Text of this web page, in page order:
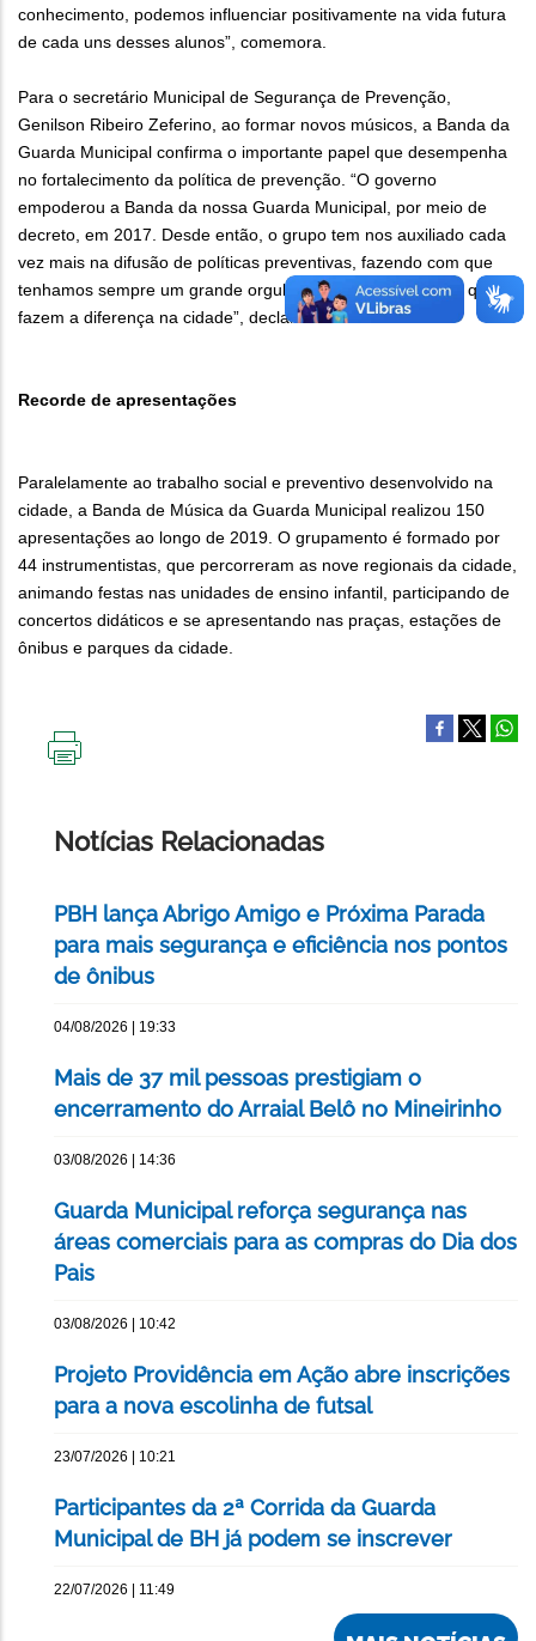
conhecimento, podemos influenciar positivamente na vida futura
de cada uns desses alunos”, comemora.
Para o secretário Municipal de Segurança de Prevenção,
Genilson Ribeiro Zeferino, ao formar novos músicos, a Banda da
Guarda Municipal confirma o importante papel que desempenha
no fortalecimento da política de prevenção. “O governo
empoderou a Banda da nossa Guarda Municipal, por meio de
decreto, em 2017. Desde então, o grupo tem nos auxiliado cada
vez mais na difusão de políticas preventivas, fazendo com que
tenhamos sempre um grande orgulho desses profissionais que
fazem a diferença na cidade”, declara.
Recorde de apresentações
Paralelamente ao trabalho social e preventivo desenvolvido na
cidade, a Banda de Música da Guarda Municipal realizou 150
apresentações ao longo de 2019. O grupamento é formado por
44 instrumentistas, que percorreram as nove regionais da cidade,
animando festas nas unidades de ensino infantil, participando de
concertos didáticos e se apresentando nas praças, estações de
ônibus e parques da cidade.
Notícias Relacionadas
PBH lança Abrigo Amigo e Próxima Parada
para mais segurança e eficiência nos pontos
de ônibus
04/08/2026 | 19:33
Mais de 37 mil pessoas prestigiam o
encerramento do Arraial Belô no Mineirinho
03/08/2026 | 14:36
Guarda Municipal reforça segurança nas
áreas comerciais para as compras do Dia dos
Pais
03/08/2026 | 10:42
Projeto Providência em Ação abre inscrições
para a nova escolinha de futsal
23/07/2026 | 10:21
Participantes da 2ª Corrida da Guarda
Municipal de BH já podem se inscrever
22/07/2026 | 11:49